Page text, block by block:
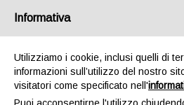
Informativa
Utilizziamo i cookie, inclusi quelli di
informazioni sull’utilizzo del nostro
visitatori come specificato nell'